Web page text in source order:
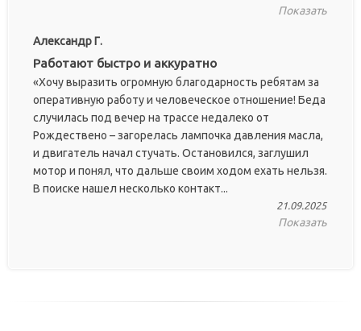
Показать
Александр Г.
Работают быстро и аккуратно
«Хочу выразить огромную благодарность ребятам за
оперативную работу и человеческое отношение! Беда
случилась под вечер на трассе недалеко от
Рождествено – загорелась лампочка давления масла,
и двигатель начал стучать. Остановился, заглушил
мотор и понял, что дальше своим ходом ехать нельзя.
В поиске нашел несколько контакт...
21.09.2025
Показать